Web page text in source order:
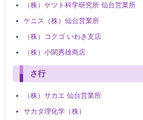
（株）ケツト科学研究所 仙台営業所
ケニス（株）仙台営業所
（株）コクゴ いわき支店
（株）小関秀雄商店
さ行
（株）サカエ 仙台営業所
サカタ理化学（株）